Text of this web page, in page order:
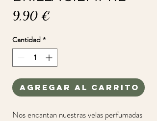
9,90 €
Cantidad *
Agregar al carrito
Nos encantan nuestras velas perfumadas